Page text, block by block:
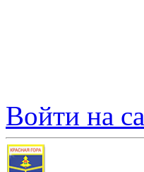
Войти на